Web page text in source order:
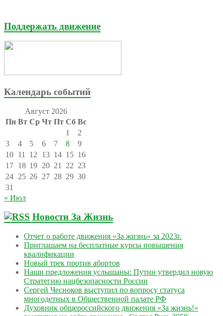
Поддержать движение
Календарь событий
Август 2026
Пн Вт Ср Чт Пт Сб Вс
1
2
3
4 5 6 7 8
9
10 11 12 13 14 15 16
17 18 19 20 21 22 23
24 25 26 27 28 29 30
31
« Июл
Новости За Жизнь
Отчет о работе движения «За жизнь» за 2023г.
Приглашаем на бесплатные курсы повышения
квалификации
Новый трек против абортов
Наши предложения услышаны: Путин утвердил новую
Стратегию нацбезопасности России
Сергей Чесноков выступил по вопросу статуса
многодетных в Общественной палате РФ
Духовник общероссийского движения «За жизнь!»